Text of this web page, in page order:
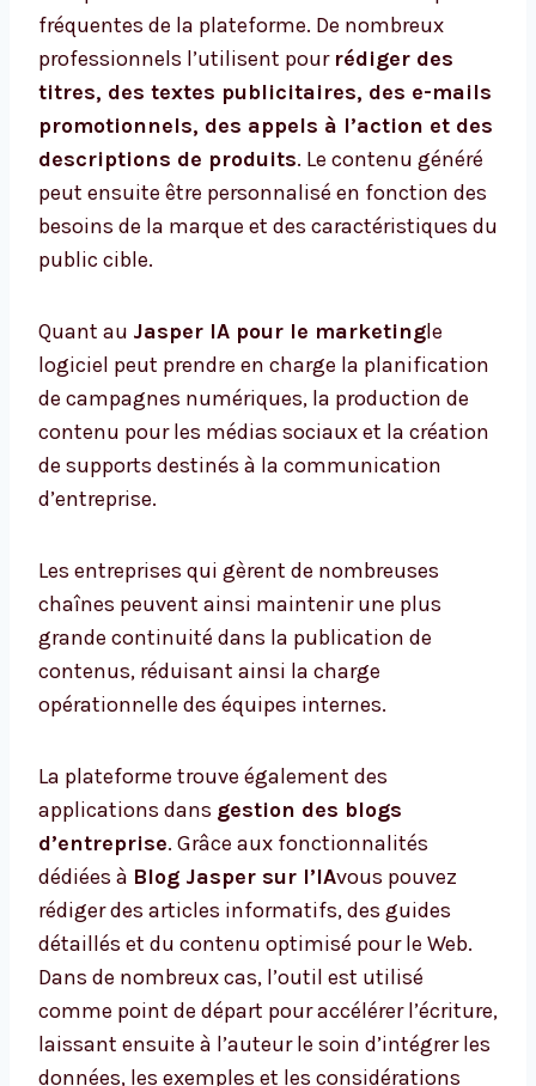
fréquentes de la plateforme. De nombreux
professionnels l’utilisent pour rédiger des
titres, des textes publicitaires, des e-mails
promotionnels, des appels à l’action et des
descriptions de produits. Le contenu généré
peut ensuite être personnalisé en fonction des
besoins de la marque et des caractéristiques du
public cible.
Quant au Jasper IA pour le marketingle
logiciel peut prendre en charge la planification
de campagnes numériques, la production de
contenu pour les médias sociaux et la création
de supports destinés à la communication
d’entreprise.
Les entreprises qui gèrent de nombreuses
chaînes peuvent ainsi maintenir une plus
grande continuité dans la publication de
contenus, réduisant ainsi la charge
opérationnelle des équipes internes.
La plateforme trouve également des
applications dans gestion des blogs
d’entreprise. Grâce aux fonctionnalités
dédiées à Blog Jasper sur l’IAvous pouvez
rédiger des articles informatifs, des guides
détaillés et du contenu optimisé pour le Web.
Dans de nombreux cas, l’outil est utilisé
comme point de départ pour accélérer l’écriture,
laissant ensuite à l’auteur le soin d’intégrer les
données, les exemples et les considérations